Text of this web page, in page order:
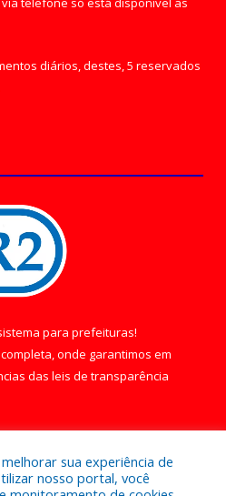
diários, destes, 5 reservados
para prefeituras!
completa, onde garantimos em
das leis de transparência
sua experiência de
nosso portal, você